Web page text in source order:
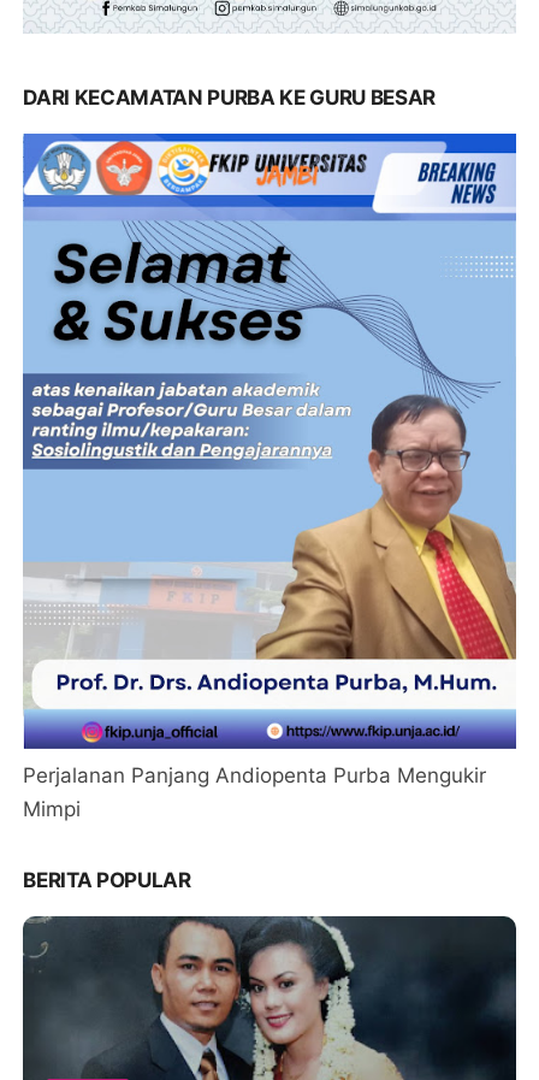
DARI KECAMATAN PURBA KE GURU BESAR
Perjalanan Panjang Andiopenta Purba Mengukir
Mimpi
BERITA POPULAR